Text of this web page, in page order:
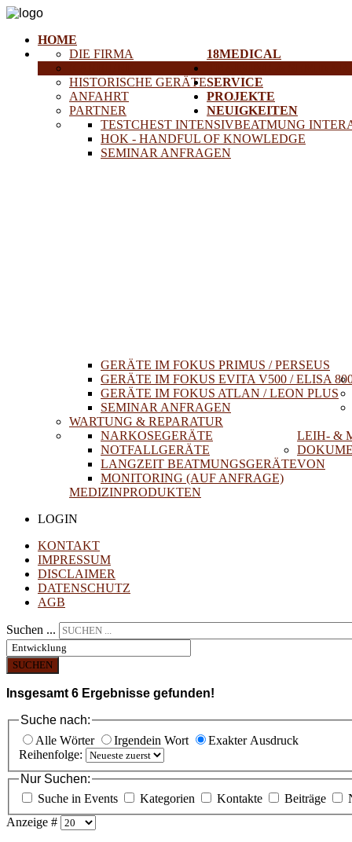
HOME
18MEDICAL
DIE FIRMA
HISTORISCHE GERÄTE
ANFAHRT
PARTNER
TESTCHEST INTENSIVBEATMUNG
HOK - HANDFUL OF KNOWLEDGE
SEMINAR ANFRAGEN
GERÄTE IM FOKUS PRIMUS / PERSEUS
GERÄTE IM FOKUS EVITA V500 / ELISA
GERÄTE IM FOKUS ATLAN / LEON PLUS
SEMINAR ANFRAGEN
SERVICE
WARTUNG & REPARATUR
LEIH- &
NARKOSEGERÄTE
NOTFALLGERÄTE
LANGZEIT BEATMUNGSGERÄTE
MONITORING (AUF ANFRAGE)
VON
MEDIZINPRODUKTEN
PROJEKTE
NEUIGKEITEN
LOGIN
KONTAKT
IMPRESSUM
DISCLAIMER
DATENSCHUTZ
AGB
Suchen ...
SUCHEN
Insgesamt 6 Ergebnisse gefunden!
Suche nach:
Alle Wörter
Irgendein Wort
Exakter Ausdruck
Reihenfolge:
Nur Suchen:
Suche in Events
Kategorien Kontakte Beiträge
Anzeige #